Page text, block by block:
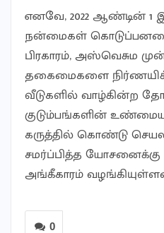
எனவே, 2022 ஆண்டின் 1
நன்மைகள்
பிரகாரம், அஸ்வெசும
தகைமைகளை
வீடுகளில் வாழ்கின்ற
குடும்பங்களின்
கருத்தில் கொண்டு
சமர்ப்பித்த
அங்கீகாரம்
0